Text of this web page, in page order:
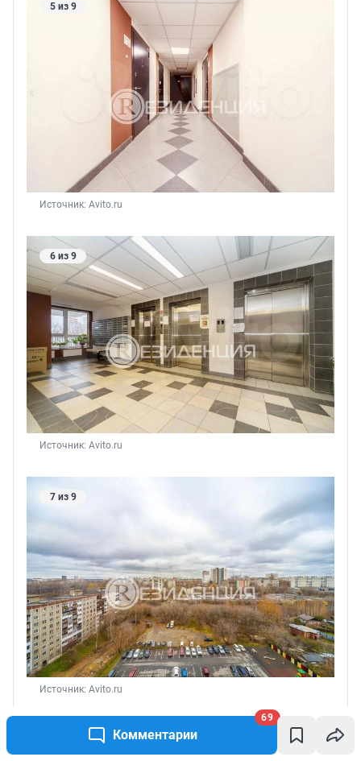
Комментарии
69
5 из 9
Источник: Avito.ru
6 из 9
Источник: Avito.ru
7 из 9
Источник: Avito.ru